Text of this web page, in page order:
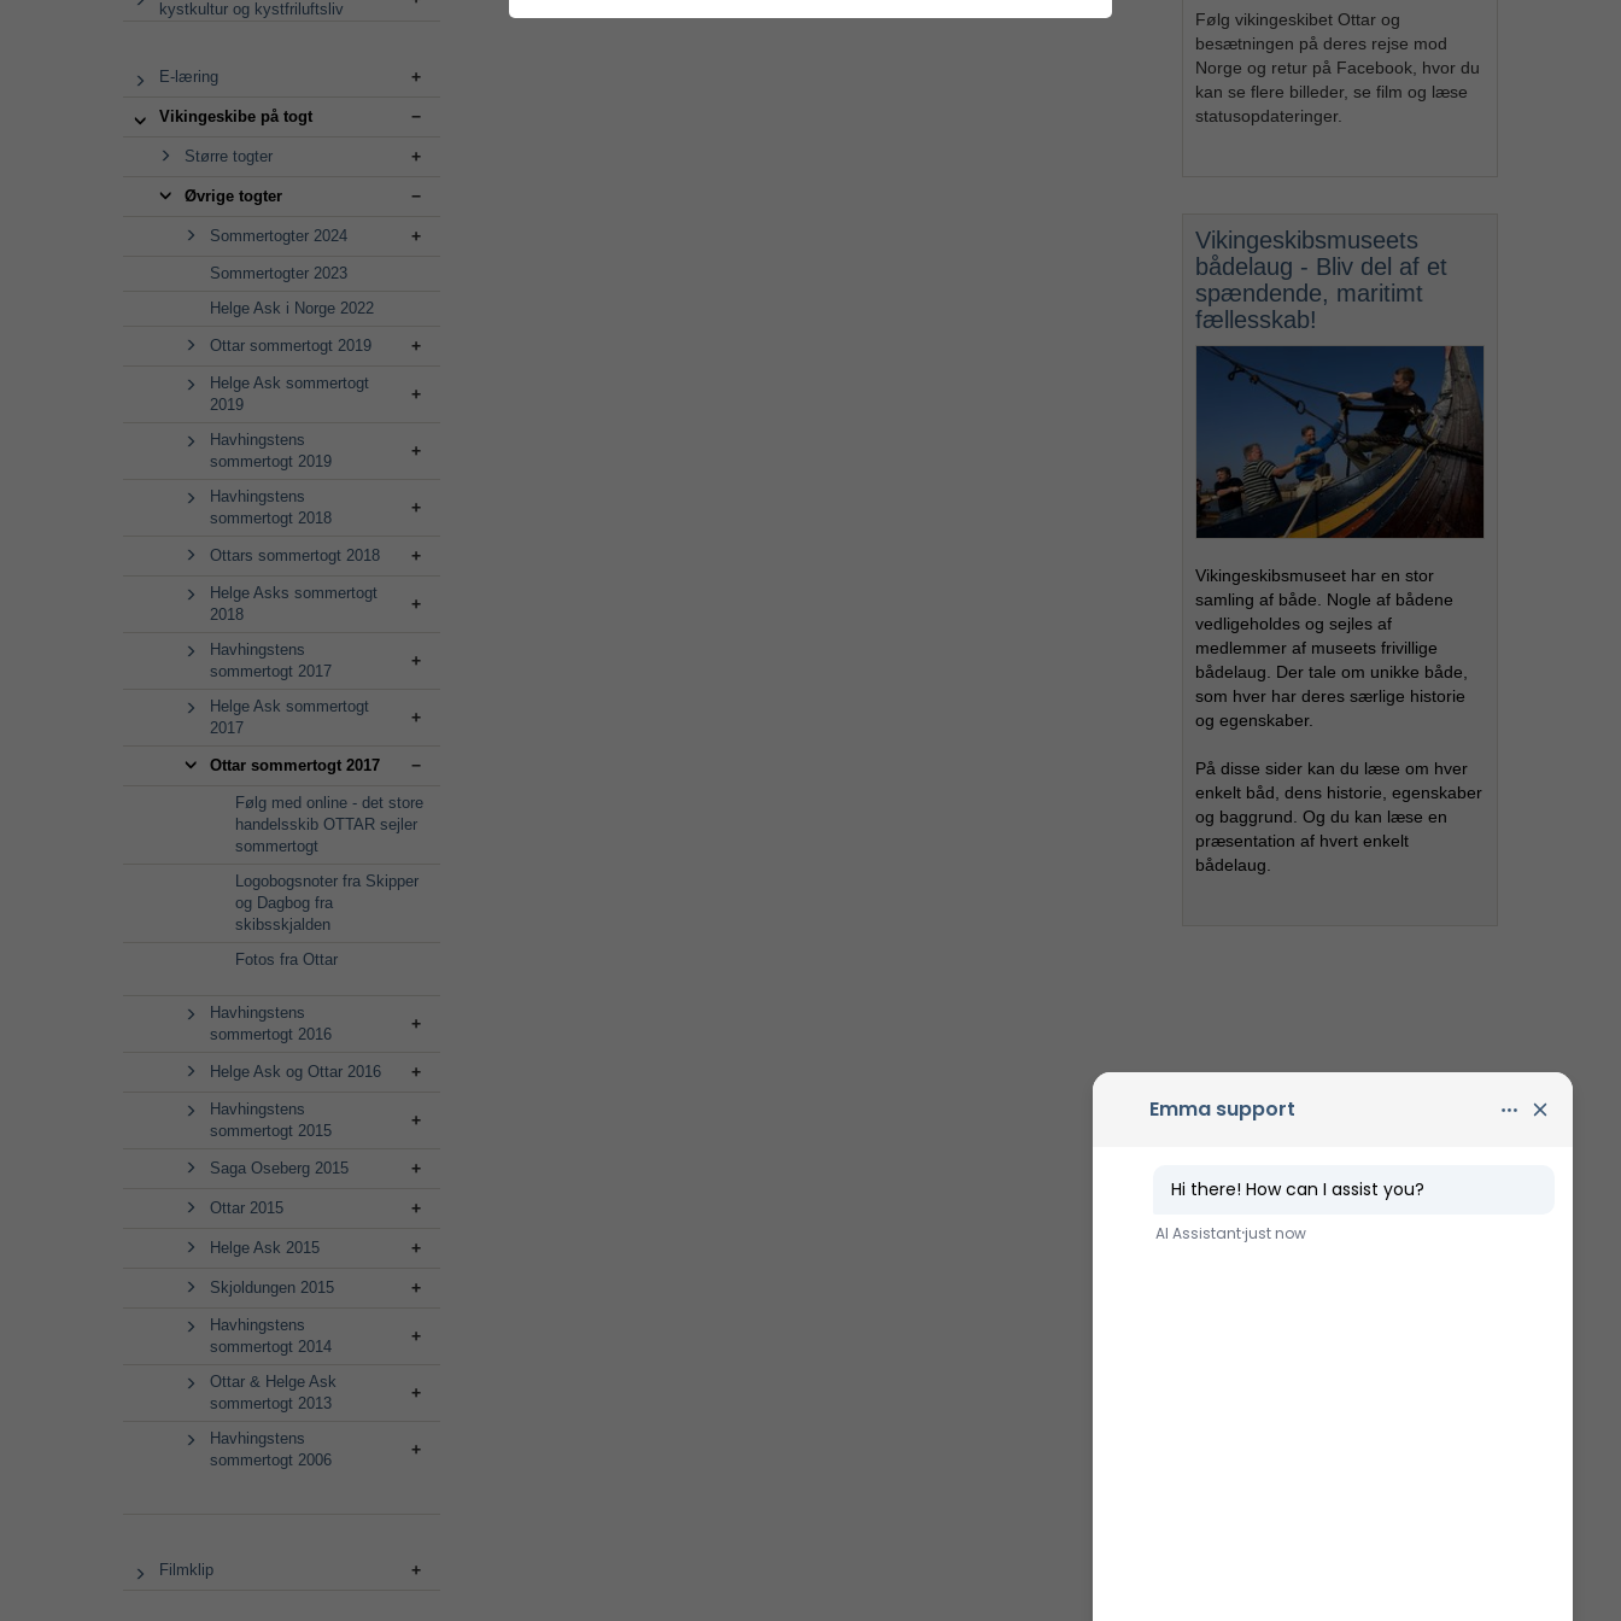
kystkultur og kystfriluftsliv
E-læring
Vikingeskibe på togt
Større togter
Øvrige togter
Sommertogter 2024
Sommertogter 2023
Helge Ask i Norge 2022
Ottar sommertogt 2019
Helge Ask sommertogt
2019
Havhingstens
sommertogt 2019
Havhingstens
sommertogt 2018
Ottars sommertogt 2018
Helge Asks sommertogt
2018
Havhingstens
sommertogt 2017
Helge Ask sommertogt
2017
Ottar sommertogt 2017
Følg med online - det store
handelsskib OTTAR sejler
sommertogt
Logobogsnoter fra Skipper
og Dagbog fra
skibsskjalden
Fotos fra Ottar
Havhingstens
sommertogt 2016
Helge Ask og Ottar 2016
Havhingstens
sommertogt 2015
Saga Oseberg 2015
Ottar 2015
Helge Ask 2015
Skjoldungen 2015
Havhingstens
sommertogt 2014
Ottar & Helge Ask
sommertogt 2013
Havhingstens
sommertogt 2006
Filmklip
Følg vikingeskibet Ottar og
besætningen på deres rejse mod
Norge og retur på Facebook, hvor du
kan se flere billeder, se film og læse
statusopdateringer.
Vikingeskibsmuseets
bådelaug - Bliv del af et
spændende, maritimt
fællesskab!
Vikingeskibsmuseet har en stor
samling af både. Nogle af bådene
vedligeholdes og sejles af
medlemmer af museets frivillige
bådelaug. Der tale om unikke både,
som hver har deres særlige historie
og egenskaber.
På disse sider kan du læse om hver
enkelt båd, dens historie, egenskaber
og baggrund. Og du kan læse en
præsentation af hvert enkelt
bådelaug.